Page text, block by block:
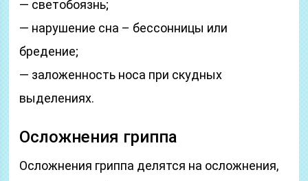
— светобоязнь;
— нарушение сна – бессонницы или
бредение;
— заложенность носа при скудных
выделениях.
Осложнения гриппа
Осложнения гриппа делятся на осложнения,